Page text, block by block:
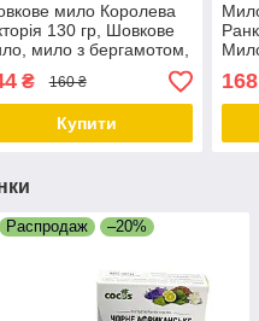
мило Королева
130 гр, Шовкове
мило з бергамотом,
мило для тіла
Cocos
₴ 160 ₴
Купити
168
Распродаж –20%